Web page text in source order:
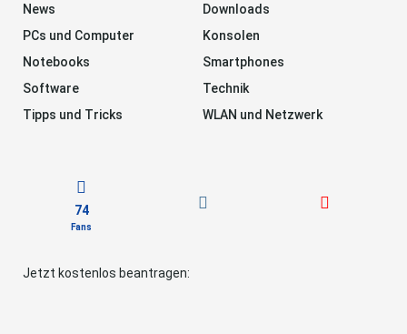
News
Downloads
PCs und Computer
Konsolen
Notebooks
Smartphones
Software
Technik
Tipps und Tricks
WLAN und Netzwerk
74
Fans
Jetzt kostenlos beantragen: